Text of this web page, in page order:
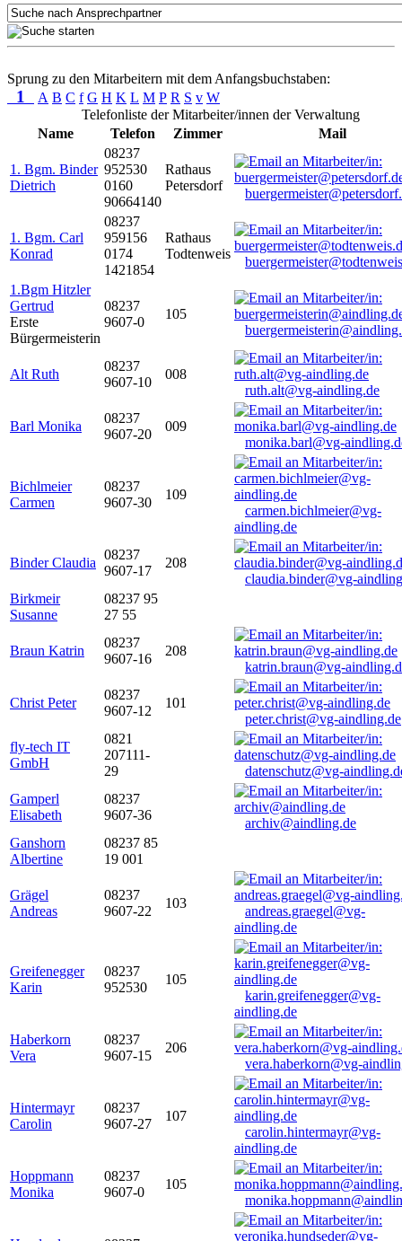
Sprung zu den Mitarbeitern mit dem Anfangsbuchstaben:
1 A B C f G H K L M P R S v W
Telefonliste der Mitarbeiter/innen der Verwaltung
Name
Telefon Zimmer Mail
1. Bgm. Binder
Dietrich
08237
952530
0160
90664140
Rathaus
Petersdorf
1. Bgm. Carl
Konrad
08237
959156
0174
1421854
Rathaus
Todtenweis
1.Bgm Hitzler
Gertrud
Erste
Bürgermeisterin
08237
9607-0
105
Alt Ruth
08237
9607-10
008
ruth.alt@vg-aindling.de
Barl Monika
08237
9607-20
009
monika.barl@vg-
Bichlmeier
Carmen
08237
9607-30
109
carmen.bichlmeier@vg-
aindling.de
Binder Claudia
08237
9607-17
208
claudia.binder@vg-
Birkmeir
Susanne
08237 95
27 55
Braun Katrin
08237
9607-16
208
katrin.braun@vg-
Christ Peter
08237
9607-12
101
peter.christ@vg-aindling.de
fly-tech IT
GmbH
0821
207111-
29
datenschutz@vg-
Gamperl
Elisabeth
08237
9607-36
archiv@aindling.de
Ganshorn
Albertine
08237 85
19 001
Grägel
Andreas
08237
9607-22
103
andreas.graegel@vg-
aindling.de
Greifenegger
Karin
08237
952530
105
karin.greifenegger@vg-
aindling.de
Haberkorn
Vera
08237
9607-15
206
vera.haberkorn@vg-
Hintermayr
Carolin
08237
9607-27
107
carolin.hintermayr@vg-
aindling.de
Hoppmann
Monika
08237
9607-0
105